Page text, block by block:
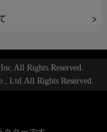
Rights Reserved.
Ltd.All Rights Reserved.